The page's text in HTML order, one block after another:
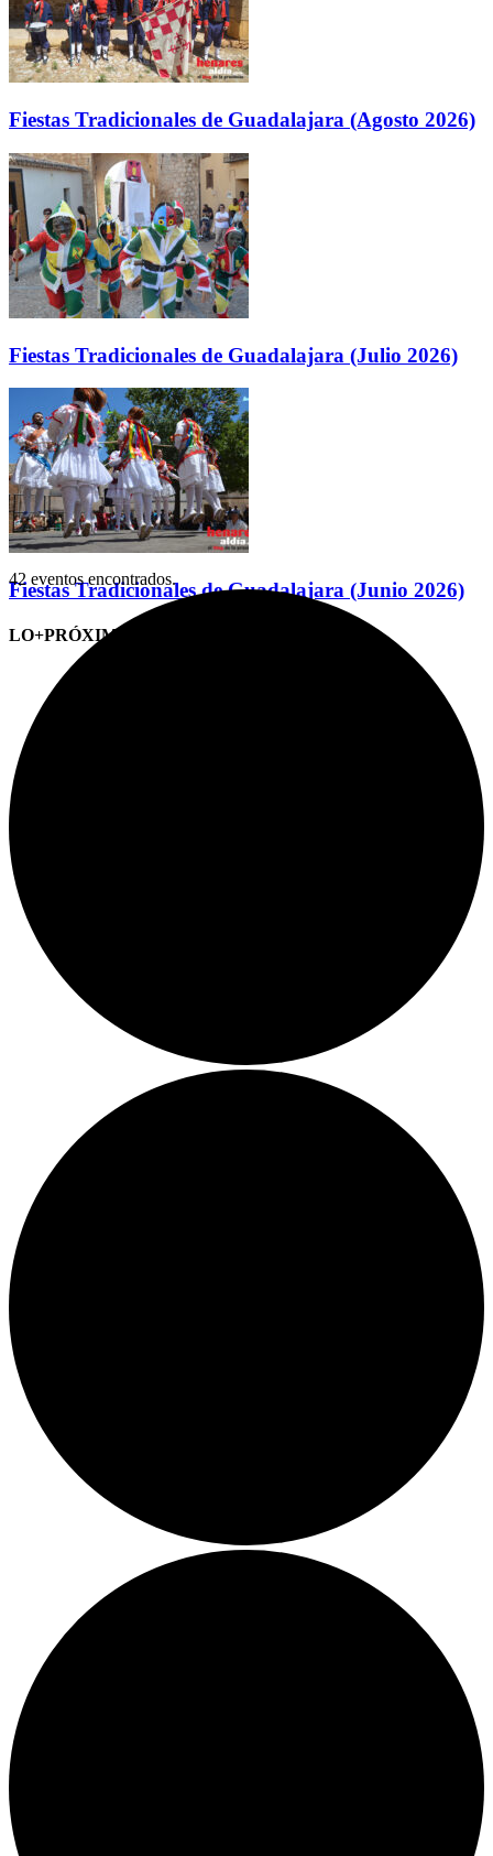
Fiestas Tradicionales de Guadalajara (Agosto 2026)
Fiestas Tradicionales de Guadalajara (Julio 2026)
Fiestas Tradicionales de Guadalajara (Junio 2026)
LO+PRÓXIMO (CITAS)
42 eventos encontrados.